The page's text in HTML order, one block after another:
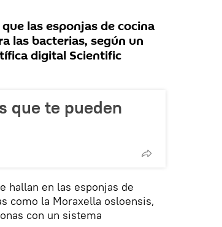
las esponjas de cocina
las bacterias, según un
digital Scientific
que te pueden
hallan en las esponjas de
como la Moraxella osloensis,
con un sistema